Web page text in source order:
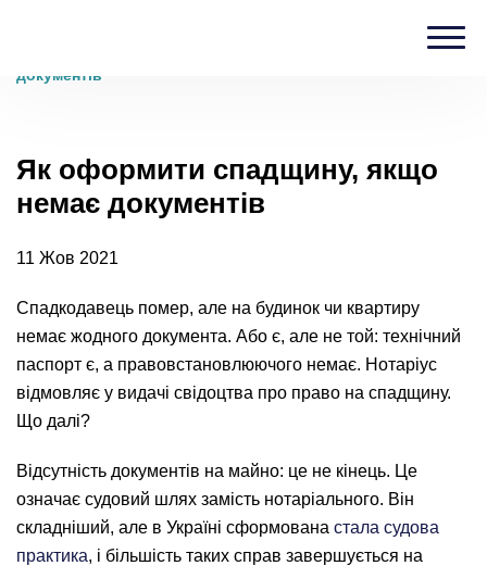
документів
Як оформити спадщину, якщо
немає документів
11 Жов 2021
Спадкодавець помер, але на будинок чи квартиру
немає жодного документа. Або є, але не той: технічний
паспорт є, а правовстановлюючого немає. Нотаріус
відмовляє у видачі свідоцтва про право на спадщину.
Що далі?
Відсутність документів на майно: це не кінець. Це
означає судовий шлях замість нотаріального. Він
складніший, але в Україні сформована стала судова
практика, і більшість таких справ завершується на